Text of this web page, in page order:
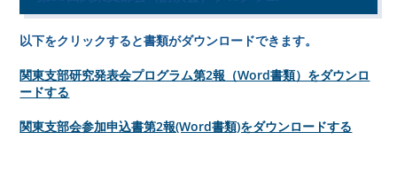
以下をクリックすると書類がダウンロードできます。
関東支部研究発表会プログラム第2報（Word書類）をダウンロ
ードする
関東支部会参加申込書第2報(Word書類)をダウンロードする